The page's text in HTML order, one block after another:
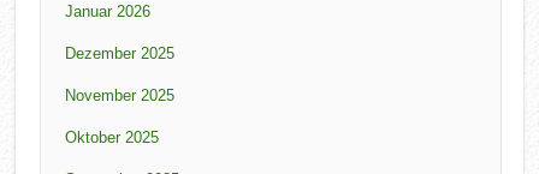
Januar 2026
Dezember 2025
November 2025
Oktober 2025